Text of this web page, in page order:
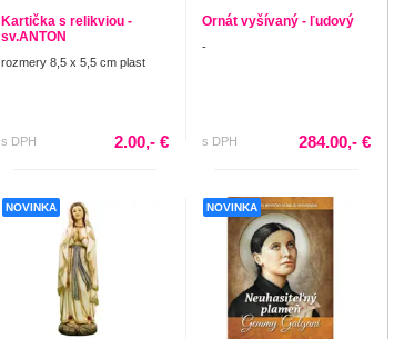
Kartička s relikviou -
sv.ANTON
rozmery 8,5 x 5,5 cm plast
s DPH 2.00,- €
Ornát vyšívaný - ľudový
-
s DPH 284.00,- €
NOVINKA NOVINKA